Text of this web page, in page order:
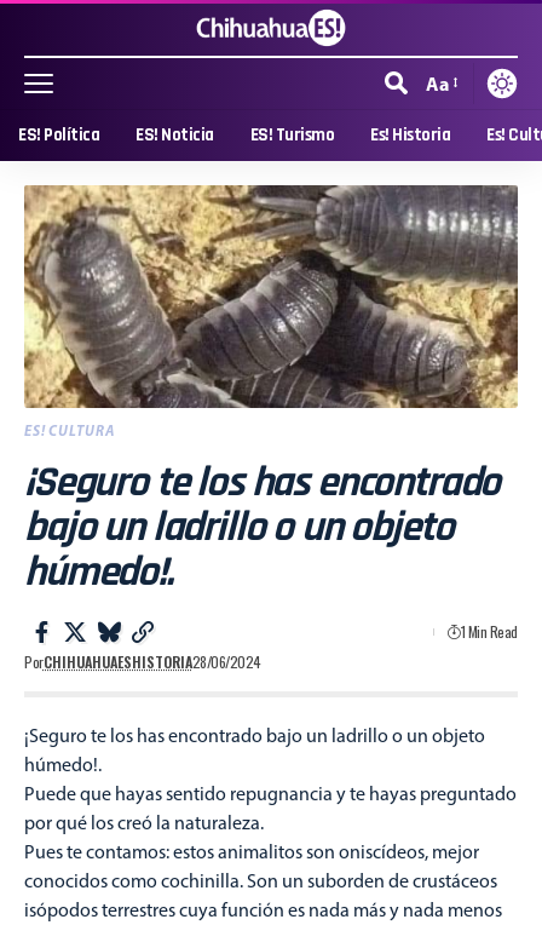
Aa
ES! Política ES! Noticia ES! Turismo Es! Historia Es!
ES! CULTURA
¡Seguro te los has encontrado
bajo un ladrillo o un objeto
húmedo!.
PorCHIHUAHUAESHISTORIA28/06/2024
1 Min Read
¡Seguro te los has encontrado bajo un ladrillo o un objeto
húmedo!.
Puede que hayas sentido repugnancia y te hayas preguntado
por qué los creó la naturaleza.
Pues te contamos: estos animalitos son oniscídeos, mejor
conocidos como cochinilla. Son un suborden de crustáceos
isópodos terrestres cuya función es nada más y nada menos